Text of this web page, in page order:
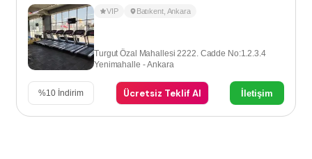
VIP Batıkent, Ankara
Turgut Özal Mahallesi 2222. Cadde No:1.2.3.4
Yenimahalle - Ankara
%10 İndirim Ücretsiz Teklif Al İletişim